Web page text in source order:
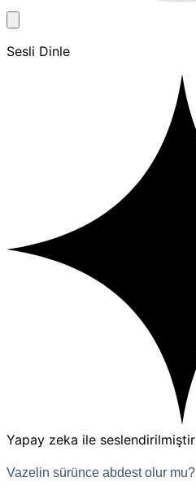
Sesli Dinle
Yapay zeka ile seslendirilmiştir
Vazelin sürünce abdest olur mu?